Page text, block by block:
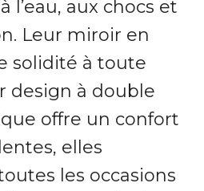
l’eau, aux chocs et
Leur miroir en
solidité à toute
design à double
offre un confort
elles
les occasions